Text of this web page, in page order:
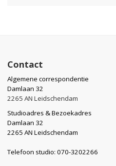
Contact
Algemene correspondentie
Damlaan 32
2265 AN Leidschendam
Studioadres & Bezoekadres
Damlaan 32
2265 AN Leidschendam
Telefoon studio: 070-3202266